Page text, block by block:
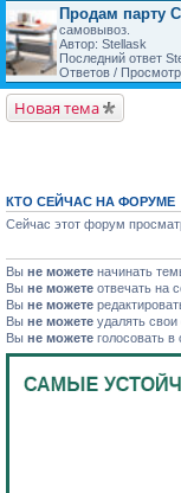
Продам парту
самовывоз.
Автор: Stellask
Последний ответ
Ответов /
Новая тема
КТО СЕЙЧАС НА ФОРУМЕ
Сейчас этот форум
Вы не можете начинать
Вы не можете отвечать на
Вы не можете
Вы не можете удалять
Вы не можете голосовать в